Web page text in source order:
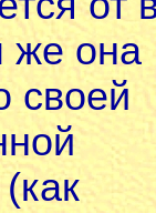
же она
своей